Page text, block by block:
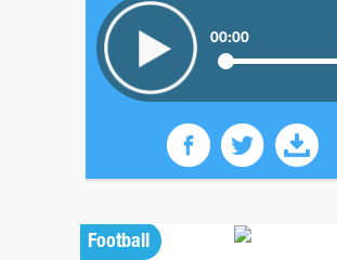
00:00
Football